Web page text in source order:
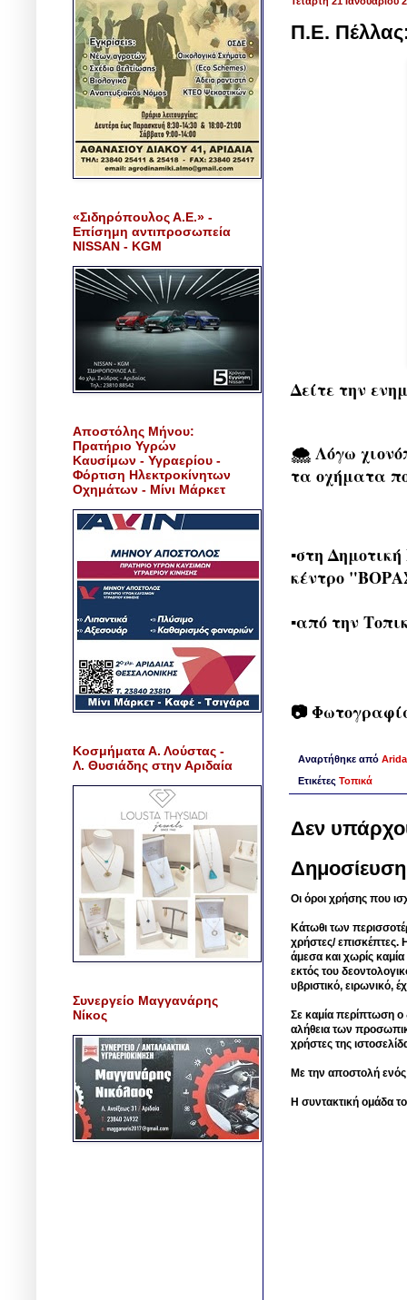
Π.Ε. Πέλλας:
Δείτε την
🌨️ Λόγω
τα οχήματα
▪️στη
κέντρο
▪️από την
📷
Αναρτήθηκε από
Ετικέτες Τοπικά
Δεν
Οι όροι χρήσης που
Κάτωθι των
χρήστες/ επισκέπτες.
άμεσα και χωρίς
εκτός του
υβριστικό, ειρωνικό,
Σε καμία περίπτωση ο
αλήθεια των
χρήστες της
Με την αποστολή
Η συντακτική ομάδα
«Σιδηρόπουλος Α.Ε.» -
Επίσημη αντιπροσωπεία
NISSAN - KGM
Αποστόλης Μήνου:
Πρατήριο Υγρών
Καυσίμων - Υγραερίου -
Φόρτιση Ηλεκτροκίνητων
Οχημάτων - Μίνι Μάρκετ
Κοσμήματα Α. Λούστας -
Λ. Θυσιάδης στην Αριδαία
Συνεργείο Μαγγανάρης
Νίκος